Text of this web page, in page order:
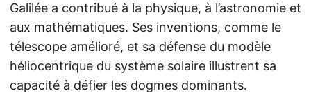
Galilée a contribué à la physique, à l’astronomie et
aux mathématiques. Ses inventions, comme le
télescope amélioré, et sa défense du modèle
héliocentrique du système solaire illustrent sa
capacité à défier les dogmes dominants.